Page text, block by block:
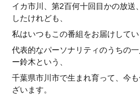
イカ市川、第2百何十回目かの放送
したけれども、
私はいつもこの番組をお届けしてい
代表的なパーソナリティのうちの
ー鈴木という、
千葉県市川市で生まれ育って、今
ざいます。